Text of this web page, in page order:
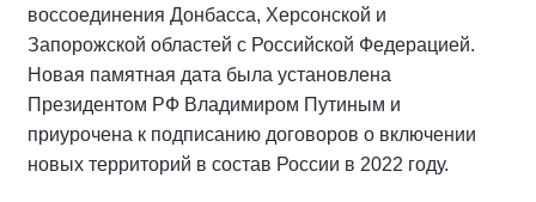
воссоединения Донбасса, Херсонской и
Запорожской областей с Российской Федерацией.
Новая памятная дата была установлена
Президентом РФ Владимиром Путиным и
приурочена к подписанию договоров о включении
новых территорий в состав России в 2022 году.